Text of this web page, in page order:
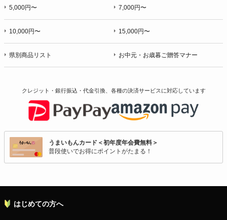
5,000円〜 7,000円〜
10,000円〜 15,000円〜
県別商品リスト お中元・お歳暮ご贈答マナー
クレジット・銀行振込・代金引換、各種の決済サービスに対応しています
うまいもんカード＜初年度年会費無料＞
普段使いでお得にポイントがたまる！
はじめての方へ